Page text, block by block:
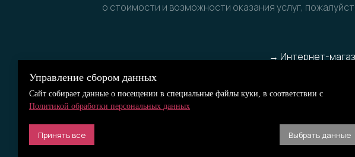
о стоимости и возможности оказания услуг,
→ Интернет-
Управление сбором данных
Сайт собирает данные о посещении в специальные файлы куки, в соответствии с
Политикой обработки персональных данных
Принять все Выбрать данные